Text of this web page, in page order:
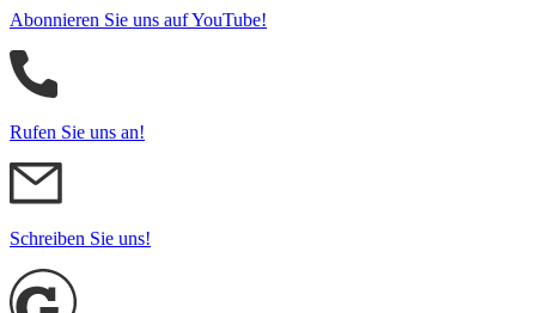
Abonnieren Sie uns auf YouTube!
Rufen Sie uns an!
Schreiben Sie uns!